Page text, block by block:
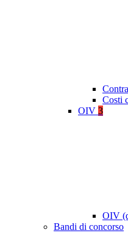
Costi
OIV 3
OIV
Bandi di concorso